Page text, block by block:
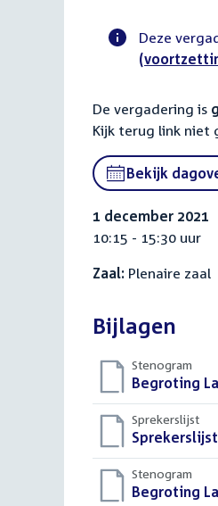
Deze
De vergadering is
Kijk terug link niet
Bekijk
1 december 2021
10:15 - 15:30 uur
Zaal: Plenaire zaal
Bijlagen
Stenogram
Download
bestand:
Begroting
Sprekerslijst
Download
bestand:
Sprekerslijst
Stenogram
Download
Begroting